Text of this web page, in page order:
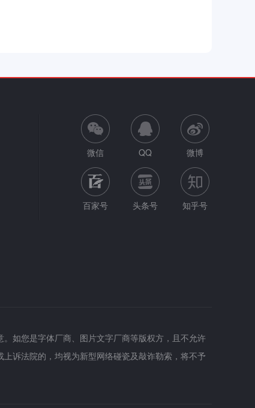
微信 QQ 微博
百家号 头条号 知乎号
如您是字体厂商、图片文字厂商等版权方，且不允许
诉法院的，均视为新型网络碰瓷及敲诈勒索，将不予